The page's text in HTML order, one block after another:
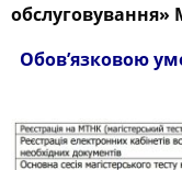
обслуговування»
Обов’язковою